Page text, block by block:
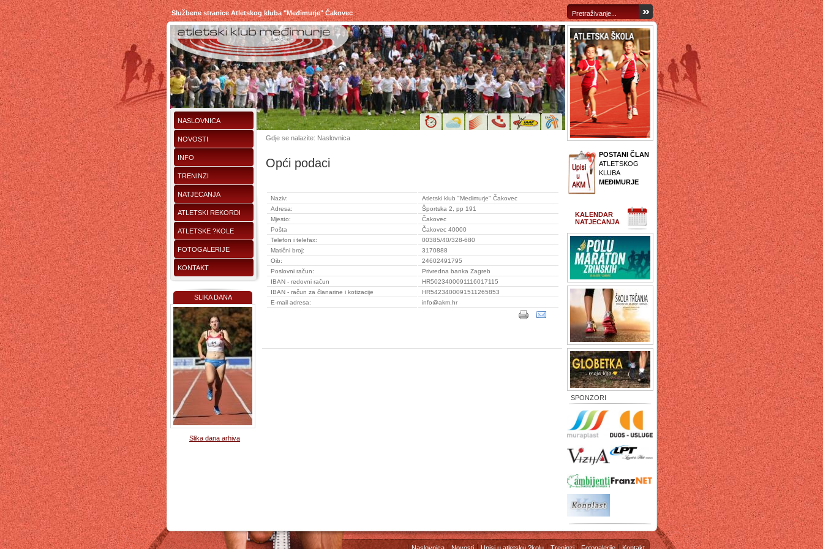
Službene stranice Atletskog kluba "Međimurje" Čakovec
POSTANI ČLAN
ATLETSKOG
KLUBA
MEĐIMURJE
KALENDAR
NATJECANJA
SPONZORI
NASLOVNICA
NOVOSTI
INFO
TRENINZI
NATJECANJA
ATLETSKI REKORDI
ATLETSKE ?KOLE
FOTOGALERIJE
KONTAKT
SLIKA DANA
Slika dana arhiva
Gdje se nalazite: Naslovnica
Opći podaci
Naziv:
Atletski klub "Medimurje" Čakovec
Adresa:
Športska 2, pp 191
Mjesto:
Čakovec
Pošta
Čakovec 40000
Telefon i telefax:
00385/40/328-680
Matični broj:
3170888
Oib:
24602491795
Poslovni račun:
Privredna banka Zagreb
IBAN - redovni račun
HR5023400091116017115
IBAN - račun za članarine i kotizacije
HR5423400091511265853
E-mail adresa:
info@akm.hr